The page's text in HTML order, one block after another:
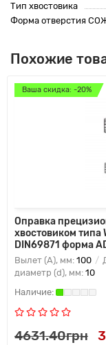
Тип хвостовика
Форма отверстия
Похожие
Ваша скидка: -20%
Оправка
хвостовиком
DIN69871 форма
Вылет (A), мм: 100
диаметр (d), мм: 10
4631.40грн